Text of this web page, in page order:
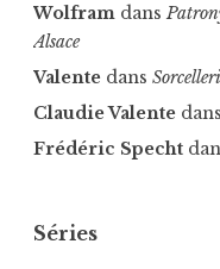
Wolfram dans
Alsace
Valente dans
Claudie Valente dans
Frédéric Specht
Séries